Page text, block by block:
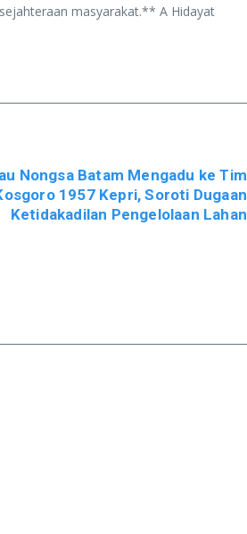
masyarakat.** A Hidayat
Nongsa Batam Mengadu ke Tim
1957 Kepri, Soroti Dugaan
Ketidakadilan Pengelolaan Lahan